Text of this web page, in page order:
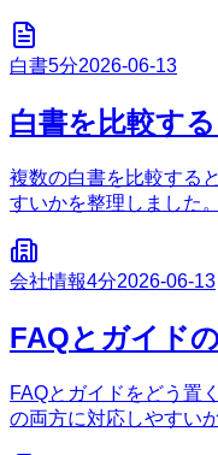
白書5分2026-06-13
白書を比較す
複数の白書を比較する
すいかを整理しました。
会社情報4分2026-06-13
FAQとガイド
FAQとガイドをどう置
の両方に対応しやすい